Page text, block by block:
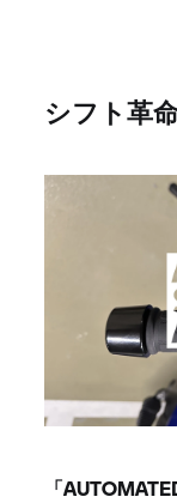
シフト革命
「